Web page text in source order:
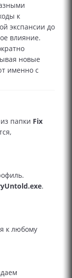
к
экспансии до
влияние.
новые
именно с
папки Fix
.
к любому